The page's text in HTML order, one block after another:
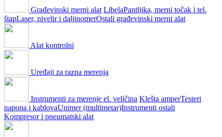
Građevinski merni alat LibelaPantljika, merni točak i tel.
štapLaser, nivelir i daljinomerOstali građevinski merni alat
Alat kontrolni
Uređaji za razna merenja
Instrumenti za merenje el. veličina Klešta amperTesteri
napona i kablovaUnimer (multimetar)Instrumenti ostali
Kompresor i pneumatski alat